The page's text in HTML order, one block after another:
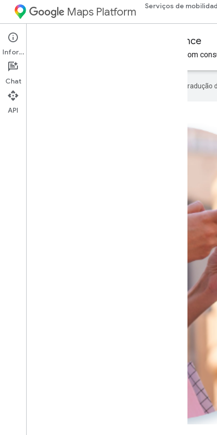
Maps Platform Serviços de
Mobility Services Consumer experience
Compartilhe o andamento dos pedidos ou viagens com
O Google usa tecnologia de IA na
Informações
Chat
API